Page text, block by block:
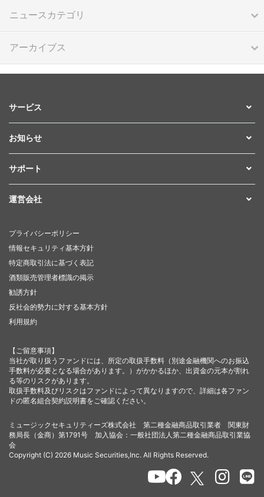
ニュースカテゴリ
アーカイブス
サービス
お知らせ
サポート
運営会社
プライバシーポリシー
情報セキュリティ基本方針
特定商取引法に基づく表記
酒類販売管理者標識の掲示
勧誘方針
反社会的勢力に対する基本方針
利用規約
【ご留意事項】
当社が取り扱うファンドには、所定の取扱手数料（別途金融機関へのお振込
手数料が必要となる場合があります。）がかかるほか、出資金の元本が割れ
る等のリスクがあります。
取扱手数料及びリスクはファンドによって異なりますので、詳細は各ファン
ドの匿名組合契約説明書をご確認ください。
ミュージックセキュリティーズ株式会社 第二種金融商品取引業者 関東財
務局長（金商）第1791号 加入協会：一般社団法人第二種金融商品取引業協
会
Copyright (C) 2026 Music Securities,Inc. All Rights Reserved.